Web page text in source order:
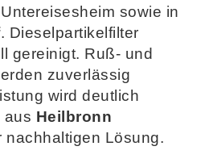
sowie in
. Dieselpartikelfilter
gereinigt. Ruß- und
zuverlässig
wird deutlich
aus Heilbronn
nachhaltigen Lösung.